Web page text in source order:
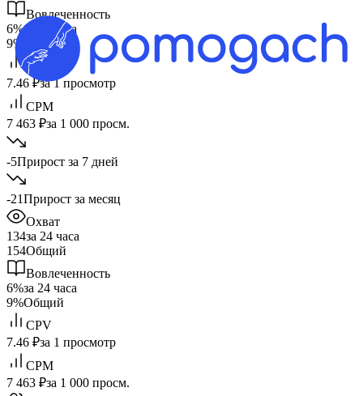
Вовлеченность
6%за 24 часа
9%
Общий
CPV
7.46 ₽за 1 просмотр
CPM
7 463 ₽за 1 000 просм.
-5Прирост за 7 дней
-21Прирост за месяц
Охват
134за 24 часа
154Общий
Вовлеченность
6%за 24 часа
9%Общий
CPV
7.46 ₽за 1 просмотр
CPM
7 463 ₽за 1 000 просм.